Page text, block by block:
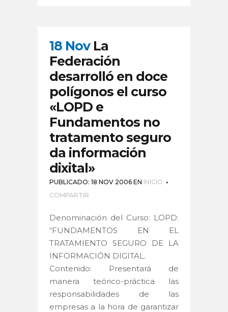
18 Nov La
Federación
desarrolló en doce
polígonos el curso
«LOPD e
Fundamentos no
tratamento seguro
da información
dixital»
PUBLICADO: 18 NOV 2006 EN INICIO
COMPARTIR
Denominación del Curso: LOPD:
“FUNDAMENTOS EN EL
TRATAMIENTO SEGURO DE LA
INFORMACIÓN DIGITAL.
Contenido: Presentará de
manera teórico-práctica las
responsabilidades de las
empresas a la hora de garantizar